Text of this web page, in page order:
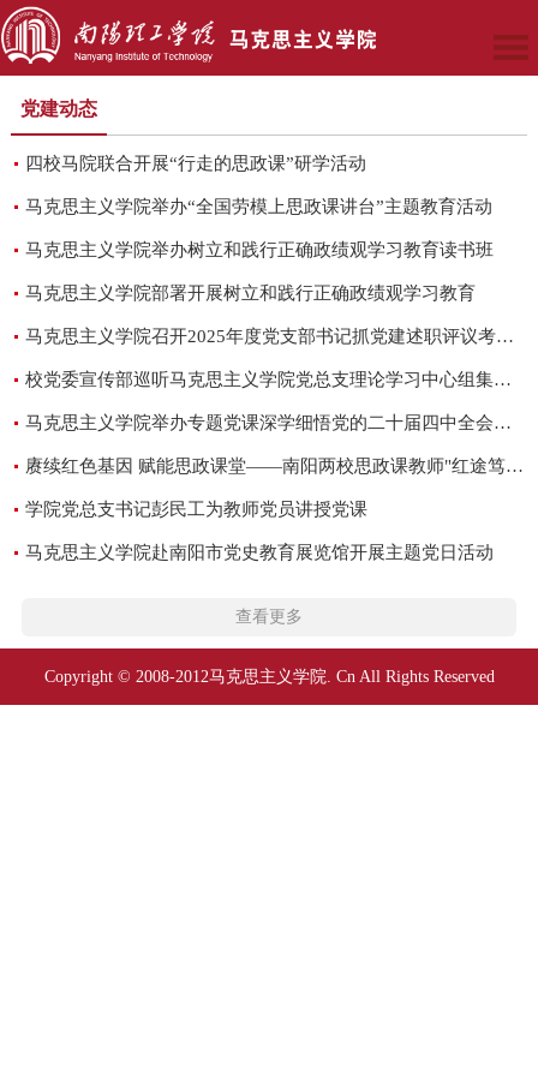
党建动态
四校马院联合开展“行走的思政课”研学活动
马克思主义学院举办“全国劳模上思政课讲台”主题教育活动
马克思主义学院举办树立和践行正确政绩观学习教育读书班
马克思主义学院部署开展树立和践行正确政绩观学习教育
马克思主义学院召开2025年度党支部书记抓党建述职评议考核会
校党委宣传部巡听马克思主义学院党总支理论学习中心组集体学习
马克思主义学院举办专题党课深学细悟党的二十届四中全会精神赋能思政课...
赓续红色基因 赋能思政课堂——南阳两校思政课教师"红途笃行"实践研修圆...
学院党总支书记彭民工为教师党员讲授党课
马克思主义学院赴南阳市党史教育展览馆开展主题党日活动
查看更多
Copyright © 2008-2012马克思主义学院. Cn All Rights Reserved